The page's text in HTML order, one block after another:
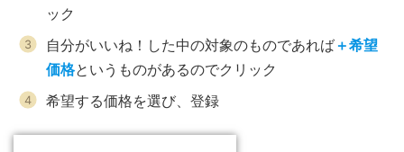
ック
自分がいいね！した中の対象のものであれば＋希望
価格というものがあるのでクリック
希望する価格を選び、登録